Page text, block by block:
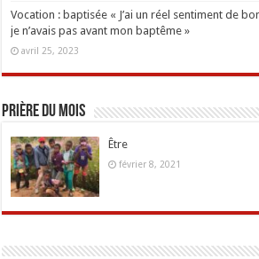
Vocation : baptisée « J’ai un réel sentiment de
je n’avais pas avant mon baptême »
avril 25, 2023
Prière du mois
Être
février 8, 2021